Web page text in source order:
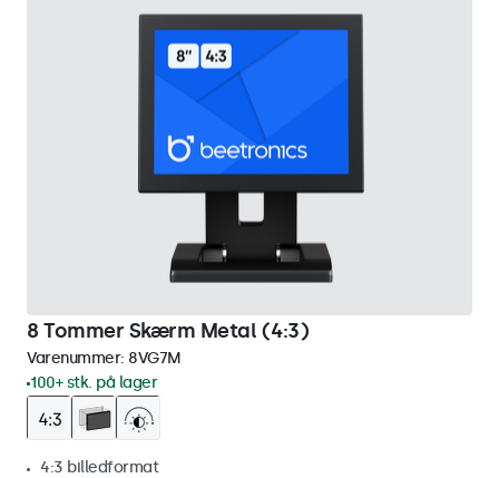
8 Tommer Skærm Metal (4:3)
Varenummer: 8VG7M
100+ stk. på lager
4:3 billedformat